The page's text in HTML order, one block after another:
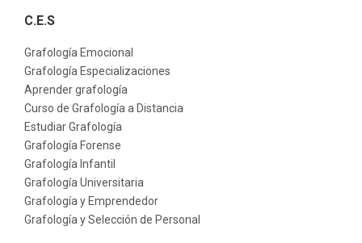
C.E.S
Grafología Emocional
Grafología Especializaciones
Aprender grafología
Curso de Grafología a Distancia
Estudiar Grafología
Grafología Forense
Grafología Infantil
Grafología Universitaria
Grafología y Emprendedor
Grafología y Selección de Personal